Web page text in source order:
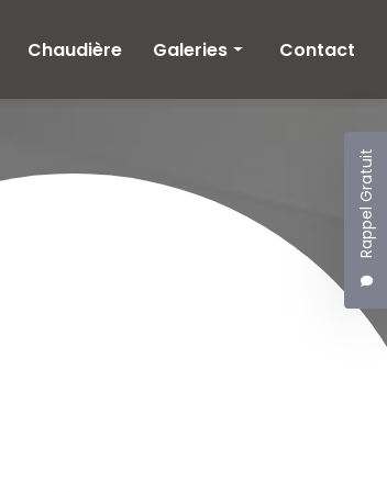
Rappel Gratuit
Chaudière Galeries Contact